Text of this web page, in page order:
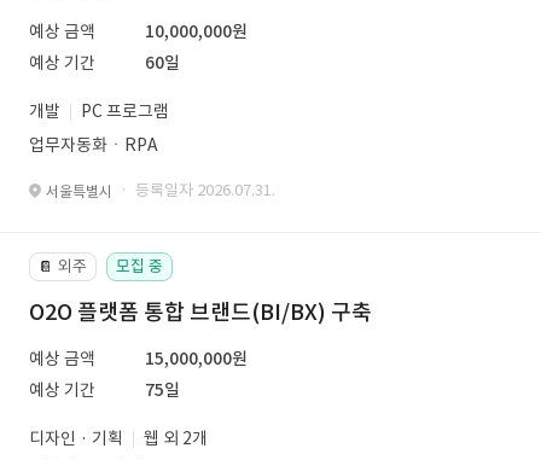
예상 금액
10,000,000원
예상 기간
60일
개발
PC 프로그램
업무자동화ㆍRPA
서울특별시 · 등록일자 2026.07.31.
📔 외주 모집 중
O2O 플랫폼 통합 브랜드(BI/BX) 구축
예상 금액
15,000,000원
예상 기간
75일
디자인 · 기획
웹 외 2개